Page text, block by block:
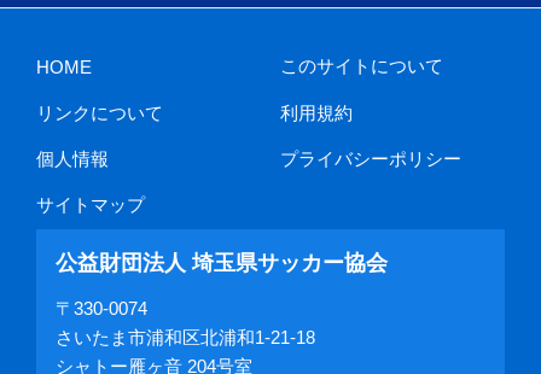
HOME このサイトについて
リンクについて 利用規約
個人情報 プライバシーポリシー
サイトマップ
公益財団法人 埼玉県サッカー協会
〒330-0074
さいたま市浦和区北浦和1-21-18
シャトー雁ヶ音 204号室